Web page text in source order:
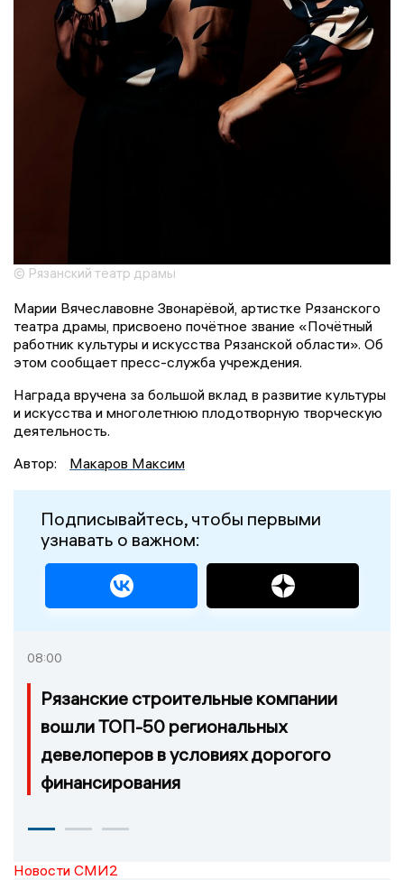
© Рязанский театр драмы
Марии Вячеславовне Звонарёвой, артистке Рязанского
театра драмы, присвоено почётное звание «Почётный
работник культуры и искусства Рязанской области». Об
этом сообщает пресс-служба учреждения.
Награда вручена за большой вклад в развитие культуры
и искусства и многолетнюю плодотворную творческую
деятельность.
Автор:
Макаров Максим
Подписывайтесь, чтобы первыми
узнавать о важном:
08:00
Рязанские строительные компании
вошли ТОП-50 региональных
девелоперов в условиях дорогого
финансирования
Новости СМИ2